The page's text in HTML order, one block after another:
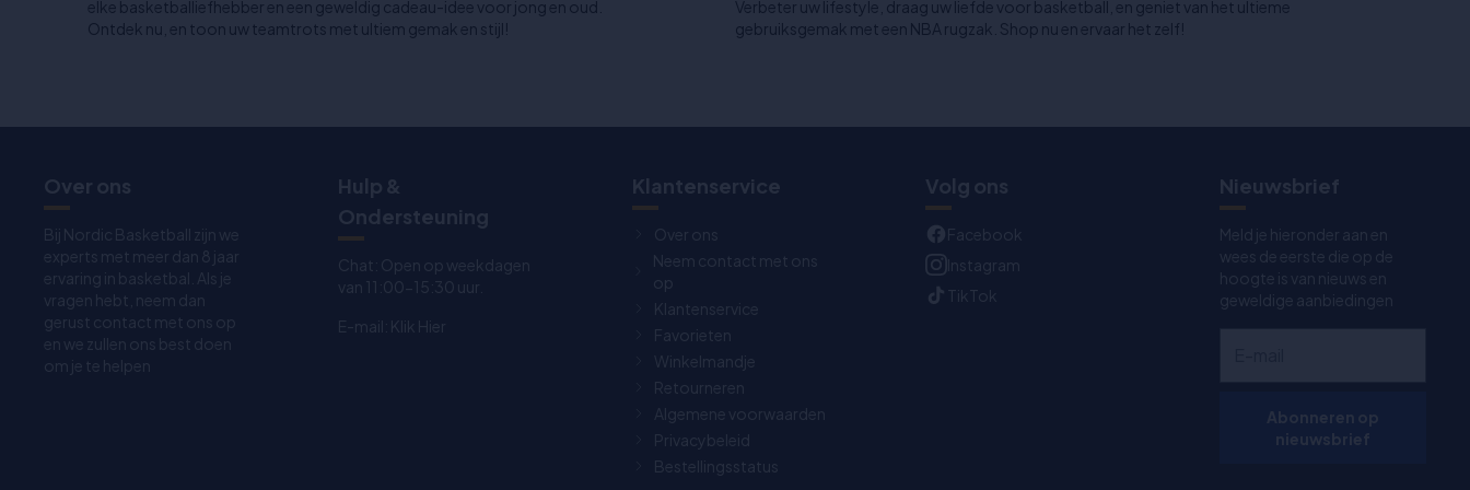
elke basketballiefhebber en een geweldig cadeau-idee voor jong en oud.
Ontdek nu, en toon uw teamtrots met ultiem gemak en stijl!
Verbeter uw lifestyle, draag uw liefde voor basketball, en geniet van het ultieme
gebruiksgemak met een NBA rugzak. Shop nu en ervaar het zelf!
Over ons
Bij Nordic Basketball zijn we
experts met meer dan 8 jaar
ervaring in basketbal. Als je
vragen hebt, neem dan
gerust contact met ons op
en we zullen ons best doen
om je te helpen
Hulp &
Ondersteuning
Chat: Open op weekdagen
van 11:00-15:30 uur.
E-mail: Klik Hier
Klantenservice
Over ons
Neem contact met ons
op
Klantenservice
Favorieten
Winkelmandje
Retourneren
Algemene voorwaarden
Privacybeleid
Bestellingsstatus
Volg ons
Facebook
Instagram
TikTok
Nieuwsbrief
Meld je hieronder aan en
wees de eerste die op de
hoogte is van nieuws en
geweldige aanbiedingen